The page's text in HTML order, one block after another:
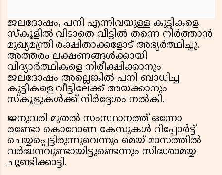
ജലദോഷം, പനി എന്നിവയുള്ള കുട്ടികളെ
സ്കൂളിൽ വിടാതെ വീട്ടിൽ തന്നെ നിർത്താൻ
മുഖ്യമന്ത്രി രക്ഷിതാക്കളോട് അഭ്യർത്ഥിച്ചു.
അത്തരം ലക്ഷണങ്ങൾക്കായി
വിദ്യാർത്ഥികളെ നിരീക്ഷിക്കാനും
ജലദോഷം അല്ലെങ്കിൽ പനി ബാധിച്ച
കുട്ടികളെ വീട്ടിലേക്ക് അയക്കാനും
സ്കൂളുകൾക്ക് നിർദ്ദേശം നൽകി.
ജനുവരി മുതൽ സംസ്ഥാനത്ത് ഒന്നോ
രണ്ടോ കൊറോണ കേസുകൾ റിപ്പോർട്ട്
ചെയ്യപ്പെട്ടിരുന്നുവെന്നും മെയ് മാസത്തിൽ
വർദ്ധനവുണ്ടായിട്ടുണ്ടെന്നും സിദ്ധരാമയ്യ
ചൂണ്ടിക്കാട്ടി.